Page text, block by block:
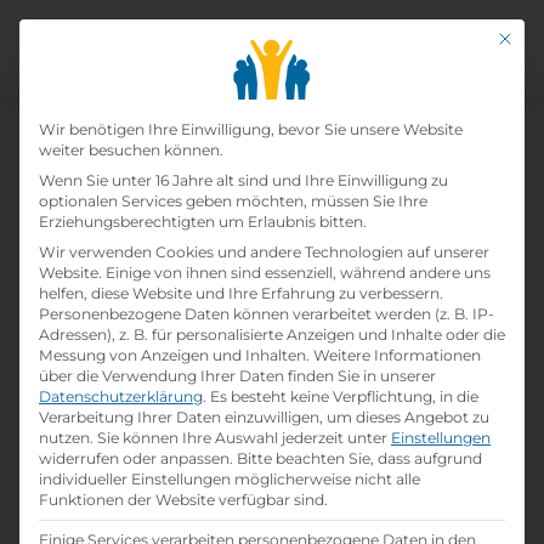
Home»Lehrbetriebe»Stylezoom Damen und
Herrenfriseur
Stylezoom Damen Und
Herrenfriseur
printLehrstelle ausdrucken
Detailinformationen
folderBranche:
Körper- / Schönheitspflege
Mit
Datenschutz-
Wir benötigen Ihre Einwilligung, bevor Sie unsere Website
weiter besuchen können.
Wenn Sie unter 16 Jahre alt sind und Ihre Einwilligung zu
optionalen Services geben möchten, müssen Sie Ihre
Erziehungsberechtigten um Erlaubnis bitten.
Wir verwenden Cookies und andere Technologien auf unserer
Website. Einige von ihnen sind essenziell, während andere uns
helfen, diese Website und Ihre Erfahrung zu verbessern.
Personenbezogene Daten können verarbeitet werden (z. B. IP-
Adressen), z. B. für personalisierte Anzeigen und Inhalte oder die
Messung von Anzeigen und Inhalten. Weitere Informationen
über die Verwendung Ihrer Daten finden Sie in unserer
Datenschutzerklärung. Es besteht keine Verpflichtung, in die
Verarbeitung Ihrer Daten einzuwilligen, um dieses Angebot zu
nutzen. Sie können Ihre Auswahl jederzeit unter Einstellungen
widerrufen oder anpassen. Bitte beachten Sie, dass aufgrund
individueller Einstellungen möglicherweise nicht alle
Funktionen der Website verfügbar sind.
Einige Services verarbeiten personenbezogene Daten in den